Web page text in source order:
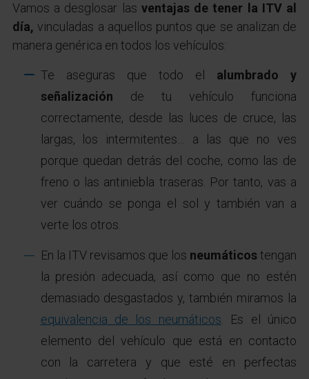
Vamos a desglosar las ventajas de tener la ITV al
día,vinculadas a aquellos puntos que se analizan de
manera genérica en todos los vehículos:
Te aseguras que todo el alumbrado y
señalización de tu vehículo funciona
correctamente, desde las luces de cruce, las
largas, los intermitentes… a las que no ves
porque quedan detrás del coche, como las de
freno o las antiniebla traseras. Por tanto, vas a
ver cuándo se ponga el sol y también van a
verte los otros.
En la ITV revisamos que los neumáticostengan
la presión adecuada, así como que no estén
demasiado desgastados y, también miramos la
equivalencia de los neumáticos. Es el único
elemento del vehículo que está en contacto
con la carretera y que esté en perfectas